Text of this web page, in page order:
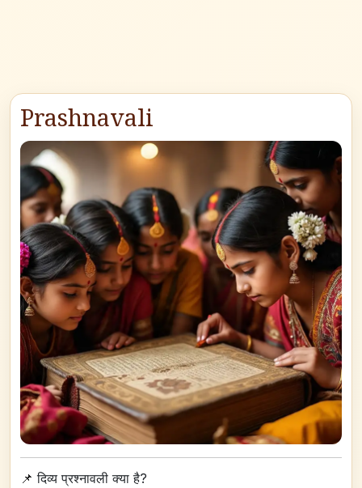
Prashnavali
📌दिव्य प्रश्नावली क्या है?